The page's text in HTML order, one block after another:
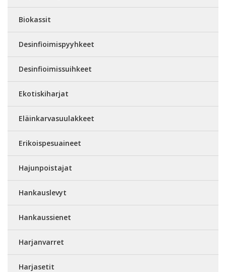
Biokassit
Desinfioimispyyhkeet
Desinfioimissuihkeet
Ekotiskiharjat
Eläinkarvasuulakkeet
Erikoispesuaineet
Hajunpoistajat
Hankauslevyt
Hankaussienet
Harjanvarret
Harjasetit